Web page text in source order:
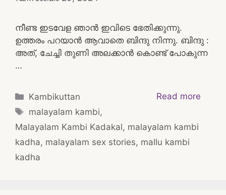
നീണ്ട ഇടവേള ഞാൻ ഇവിടെ ഭേതിക്കുന്നു.
ഉത്തരം പറയാൻ ആവാതെ ബിന്ദു നിന്നു. ബിന്ദു :
അത്, ചേച്ചി തുണി അലക്കാൻ കൊണ്ട് പോകുന്ന
…
Read more
Categories
Kambikuttan
Tags
malayalam kambi,
Malayalam Kambi Kadakal, malayalam kambi
kadha, malayalam sex stories, mallu kambi
kadha